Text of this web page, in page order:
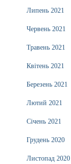
Липень 2021
Червень 2021
Травень 2021
Квітень 2021
Березень 2021
Лютий 2021
Січень 2021
Грудень 2020
Листопад 2020